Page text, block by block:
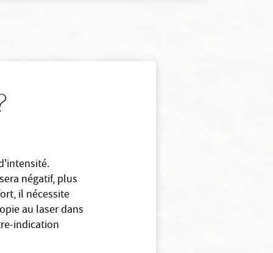
négatif, plus
il nécessite
au laser dans
indication